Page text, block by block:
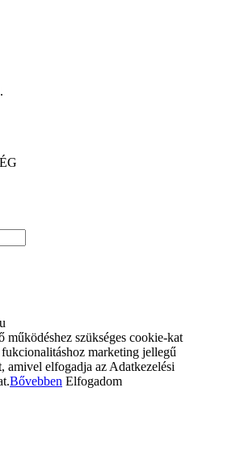
működéshez szükséges cookie-kat
marketing jellegű
amivel elfogadja az Adatkezelési
Bővebben Elfogadom